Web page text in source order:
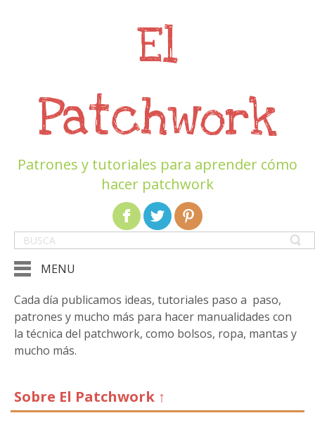
El
Patchwork
Patrones y tutoriales para aprender cómo
hacer patchwork
MENU
Cada día publicamos ideas, tutoriales paso a paso,
patrones y mucho más para hacer manualidades con
la técnica del patchwork, como bolsos, ropa, mantas y
mucho más.
Sobre El Patchwork ↑